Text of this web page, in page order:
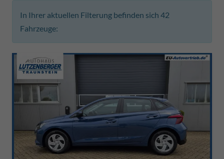
In Ihrer aktuellen Filterung befinden sich 42
Fahrzeuge: